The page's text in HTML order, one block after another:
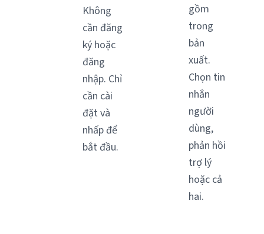
Không
cần đăng
ký hoặc
đăng
nhập. Chỉ
cần cài
đặt và
nhấp để
bắt đầu.
gồm
trong
bản
xuất.
Chọn tin
nhắn
người
dùng,
phản hồi
trợ lý
hoặc cả
hai.